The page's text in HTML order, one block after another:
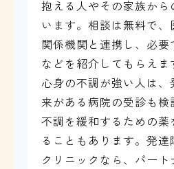
抱える人やその家族から
います。相談は無料で
関係機関と連携し、必
などを紹介してもらえま
心身の不調が強い人は
来がある病院の受診も検
不調を緩和するための
ることもあります。発達
クリニックなら、パー